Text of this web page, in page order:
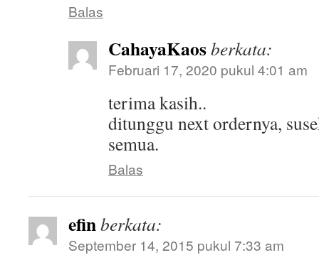
Balas
CahayaKaosberkata:
Februari 17, 2020 pukul 4:01 am
terima kasih..
ditunggu next ordernya,
semua.
Balas
efinberkata:
September 14, 2015 pukul 7:33 am